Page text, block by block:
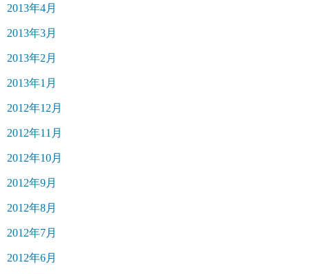
2013年4月
2013年3月
2013年2月
2013年1月
2012年12月
2012年11月
2012年10月
2012年9月
2012年8月
2012年7月
2012年6月